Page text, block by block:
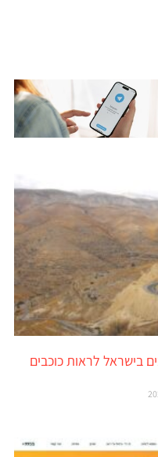
בישראל לראות כוכבים